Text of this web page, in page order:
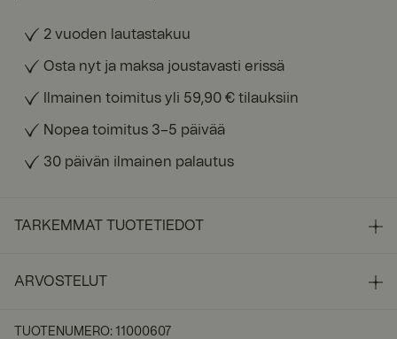
2 vuoden lautastakuu
Osta nyt ja maksa joustavasti erissä
Ilmainen toimitus yli 59,90 € tilauksiin
Nopea toimitus 3–5 päivää
30 päivän ilmainen palautus
TARKEMMAT TUOTETIEDOT
ARVOSTELUT
TUOTENUMERO: 11000607